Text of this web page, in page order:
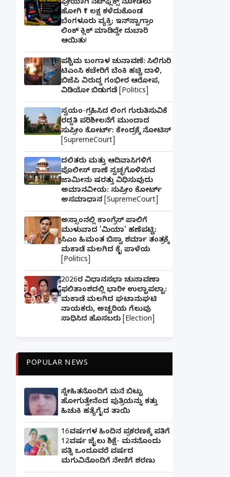
ಫ್ರೀಯಾಗಿ ನೆಟ್‌ಫ್ಲಿಕ್ಸ್ ನೋಡಲು
ಹೋಗಿ ₹1 ಲಕ್ಷ ಕಳೆದುಕೊಂಡ
ಬೆಂಗಳೂರು ವ್ಯಕ್ತಿ; ಇನ್‌ಸ್ಟಾಗ್ರಾಂ
ಲಿಂಕ್ ಕ್ಲಿಕ್ ಮಾಡಿದ್ದೇ ದುಬಾರಿ
ಆಯಿತು!
ಪಶ್ಚಿಮ ಬಂಗಾಳ ಚುನಾವಣೆ: ಸಿಲಿಗುರಿ
ಟಿಎಂಸಿ ಕಚೇರಿಗೆ ಬೆಂಕಿ ಹಚ್ಚಿ ದಾಳಿ,
ಬಿಜೆಪಿ ವಿರುದ್ಧ ಗಂಭೀರ ಆರೋಪ,
ವಿಡಿಯೋ ಬಿಡುಗಡೆ [Politics]
ಸ್ವಯಂ-ಗ್ರಹಿಸಿದ ಲಿಂಗ ಗುರುತಿಸುವಿಕೆ
ರದ್ದತಿ ಪರಿಶೀಲನೆಗೆ ಮುಂದಾದ
ಸುಪ್ರೀಂ ಕೋರ್ಟ್: ಕೇಂದ್ರಕ್ಕೆ ನೋಟಿಸ್
[SupremeCourt]
ದಲಿತರು ಮತ್ತು ಆದಿವಾಸಿಗಳಿಗೆ
ಪೊಲೀಸ್ ಠಾಣೆ ಸ್ವಚ್ಛಗೊಳಿಸುವ
ಜಾಮೀನು ಷರತ್ತು ವಿಧಿಸುವುದು
ಅಮಾನವೀಯ: ಸುಪ್ರೀಂ ಕೋರ್ಟ್
ಅಸಮಾಧಾನ [SupremeCourt]
ಅಸ್ಸಾಂನಲ್ಲಿ ಕಾಂಗ್ರೆಸ್ ಪಾಲಿಗೆ
ಮುಳುವಾದ 'ಮಿಯಾ' ಹಣೆಪಟ್ಟಿ:
ಸಿಎಂ ಹಿಮಂತ ಬಿಸ್ವಾ ಶರ್ಮಾ ತಂತ್ರಕ್ಕೆ
ಮಕಾಡೆ ಮಲಗಿದ ಕೈ ಪಾಳೆಯ
[Politics]
2026ರ ವಿಧಾನಸಭಾ ಚುನಾವಣಾ
ಫಲಿತಾಂಶದಲ್ಲಿ ಭಾರೀ ಉಲ್ಟಾಪಲ್ಟಾ:
ಮಕಾಡೆ ಮಲಗಿದ ಘಟಾನುಘಟಿ
ನಾಯಕರು, ಅಚ್ಚರಿಯ ಗೆಲುವು
ಸಾಧಿಸಿದ ಹೊಸಬರು [Election]
POPULAR NEWS
ಸ್ನೇಹಿತನೊಂದಿಗೆ ಮನೆ ಬಿಟ್ಟು
ಹೋಗುತ್ತೇನೆಂದ ಪುತ್ರಿಯನ್ನು ಕತ್ತು
ಹಿಚುಕಿ ಹತ್ಯೆಗೈದ ತಾಯಿ
16ವರ್ಷಗಳ ಹಿಂದಿನ ಪ್ರಕರಣಕ್ಕೆ ಪತಿಗೆ
12ವರ್ಷ ಜೈಲು ಶಿಕ್ಷೆ- ಮನನೊಂದು
ಪತ್ನಿ ಒಂದೂವರೆ ವರ್ಷದ
ಮಗುವಿನೊಂದಿಗೆ ನೇಣಿಗೆ ಶರಣು